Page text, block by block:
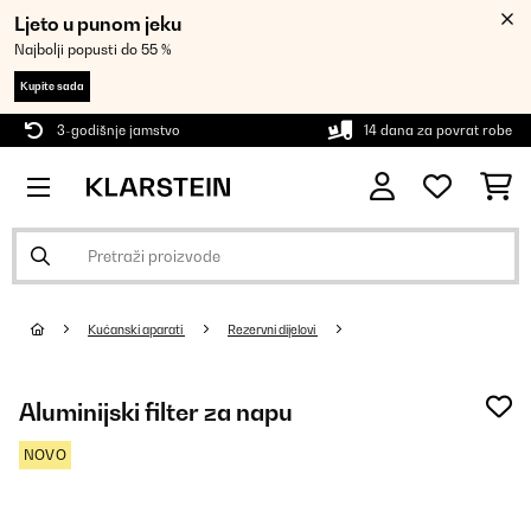
Ljeto u punom jeku
Najbolji popusti do 55 %
Kupite sada
3-godišnje jamstvo 14 dana za povrat robe
Kućanski aparati Rezervni dijelovi
Aluminijski filter za napu
NOVO